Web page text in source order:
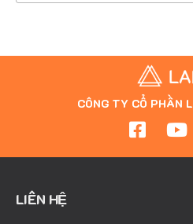
CÔNG TY CỔ PHẦN
LIÊN HỆ